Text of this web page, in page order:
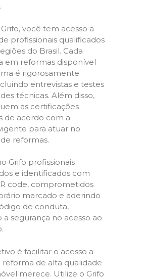
você tem acesso a
profissionais qualificados
do Brasil. Cada
em reformas disponível
é rigorosamente
entrevistas e testes
técnicas. Além disso,
as certificações
de acordo com a
para atuar no
reformas.
Grifo profissionais
e identificados com
code, comprometidos
marcado e aderindo
de conduta,
a segurança no acesso ao
é facilitar o acesso a
reforma de alta qualidade
merece. Utilize o Grifo